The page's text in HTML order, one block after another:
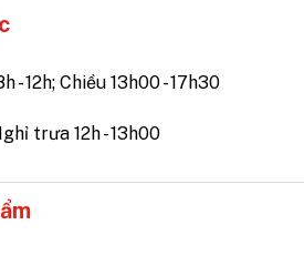
- 12h; Chiều 13h00 - 17h30
trưa 12h - 13h00